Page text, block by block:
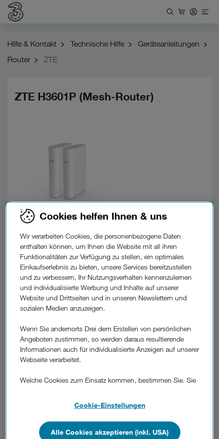
Hilfe & Kontakt Technische Hilfe
Geräteanleitungen
Router
ZTE
ZTE H3601P (Mesh-Router)
Anleitung und Infos für Ihren ZTE H3601P
(Mesh-Router)
ZTE H3601P Mesh-Router Anleitung
Diese Themen könnten hilfreich sein:
Mesh-WLAN: So verstärken Sie Ihr Internet
Cookies helfen Ihnen & uns
Wir verarbeiten Cookies, die personenbezogene Daten
enthalten können, um Ihnen die Website mit all ihren
Funktionalitäten zur Verfügung zu stellen, ein optimales
Einkaufserlebnis zu bieten, unsere Services bereitzustellen
und zu verbessern, Ihr Nutzungsverhalten kennenzulernen
und individualisierte Werbung und Inhalte auf unserer
Website und Drittseiten und in unseren Newslettern und
sozialen Medien anzuzeigen.
Wenn Sie andernorts Drei dem Erstellen von persönlichen
Angeboten zustimmen, so werden daraus resultierende
Informationen auch für individualisierte Anzeigen auf unserer
Webseite verarbeitet.
Welche Cookies zum Einsatz kommen, bestimmen Sie. Sie
Wenn Sie allen Cookies zustimmen, werden auch Cookies
Cookie-Einstellungen
Alle Cookies akzeptieren (inkl. USA)